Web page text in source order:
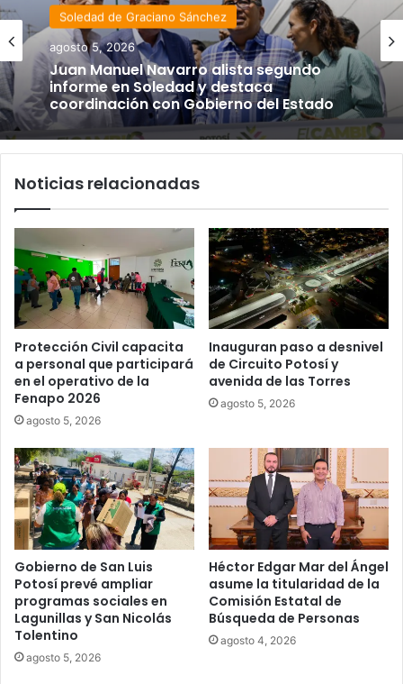
Soledad de Graciano Sánchez
agosto 5, 2026
Juan Manuel Navarro alista segundo
informe en Soledad y destaca
coordinación con Gobierno del Estado
Noticias relacionadas
Protección Civil capacita
a personal que participará
en el operativo de la
Fenapo 2026
agosto 5, 2026
Inauguran paso a desnivel
de Circuito Potosí y
avenida de las Torres
agosto 5, 2026
Gobierno de San Luis
Potosí prevé ampliar
programas sociales en
Lagunillas y San Nicolás
Tolentino
agosto 5, 2026
Héctor Edgar Mar del Ángel
asume la titularidad de la
Comisión Estatal de
Búsqueda de Personas
agosto 4, 2026